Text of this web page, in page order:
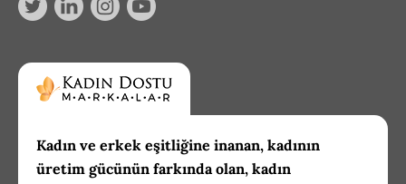
Kadın ve erkek eşitliğine inanan, kadının
üretim gücünün farkında olan, kadın